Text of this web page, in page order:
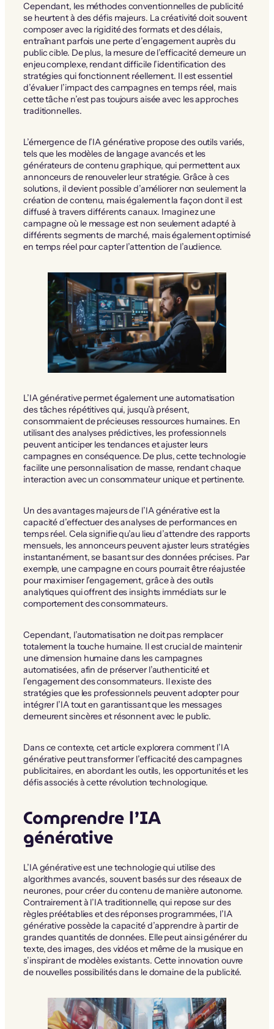
Cependant, les méthodes conventionnelles de publicité
se heurtent à des défis majeurs. La créativité doit souvent
composer avec la rigidité des formats et des délais,
entraînant parfois une perte d’engagement auprès du
public cible. De plus, la mesure de l’efficacité demeure un
enjeu complexe, rendant difficile l’identification des
stratégies qui fonctionnent réellement. Il est essentiel
d’évaluer l’impact des campagnes en temps réel, mais
cette tâche n’est pas toujours aisée avec les approches
traditionnelles.
L’émergence de l’IA générative propose des outils variés,
tels que les modèles de langage avancés et les
générateurs de contenu graphique, qui permettent aux
annonceurs de renouveler leur stratégie. Grâce à ces
solutions, il devient possible d’améliorer non seulement la
création de contenu, mais également la façon dont il est
diffusé à travers différents canaux. Imaginez une
campagne où le message est non seulement adapté à
différents segments de marché, mais également optimisé
en temps réel pour capter l’attention de l’audience.
L’IA générative permet également une automatisation
des tâches répétitives qui, jusqu’à présent,
consommaient de précieuses ressources humaines. En
utilisant des analyses prédictives, les professionnels
peuvent anticiper les tendances et ajuster leurs
campagnes en conséquence. De plus, cette technologie
facilite une personnalisation de masse, rendant chaque
interaction avec un consommateur unique et pertinente.
Un des avantages majeurs de l’IA générative est la
capacité d’effectuer des analyses de performances en
temps réel. Cela signifie qu’au lieu d’attendre des rapports
mensuels, les annonceurs peuvent ajuster leurs stratégies
instantanément, se basant sur des données précises. Par
exemple, une campagne en cours pourrait être réajustée
pour maximiser l’engagement, grâce à des outils
analytiques qui offrent des insights immédiats sur le
comportement des consommateurs.
Cependant, l’automatisation ne doit pas remplacer
totalement la touche humaine. Il est crucial de maintenir
une dimension humaine dans les campagnes
automatisées, afin de préserver l’authenticité et
l’engagement des consommateurs. Il existe des
stratégies que les professionnels peuvent adopter pour
intégrer l’IA tout en garantissant que les messages
demeurent sincères et résonnent avec le public.
Dans ce contexte, cet article explorera comment l’IA
générative peut transformer l’efficacité des campagnes
publicitaires, en abordant les outils, les opportunités et les
défis associés à cette révolution technologique.
Comprendre l’IA
générative
L’IA générative est une technologie qui utilise des
algorithmes avancés, souvent basés sur des réseaux de
neurones, pour créer du contenu de manière autonome.
Contrairement à l’IA traditionnelle, qui repose sur des
règles préétablies et des réponses programmées, l’IA
générative possède la capacité d’apprendre à partir de
grandes quantités de données. Elle peut ainsi générer du
texte, des images, des vidéos et même de la musique en
s’inspirant de modèles existants. Cette innovation ouvre
de nouvelles possibilités dans le domaine de la publicité.